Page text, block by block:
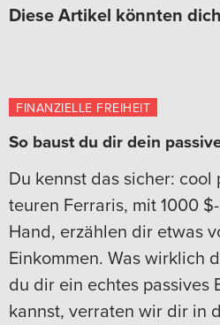
Diese Artikel könnten
FINANZIELLE FREIHEIT
So baust du dir dein
Du kennst das sicher:
teuren Ferraris, mit 1000
Hand, erzählen dir etwas
Einkommen. Was wirklich
du dir ein echtes passives
kannst, verraten wir dir in